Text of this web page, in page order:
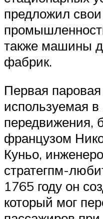
предложил
также машины
фабрик.
Первая
используемая в
передвижения,
французом
Куньо,
стратегпм-
1765 году он
который мог